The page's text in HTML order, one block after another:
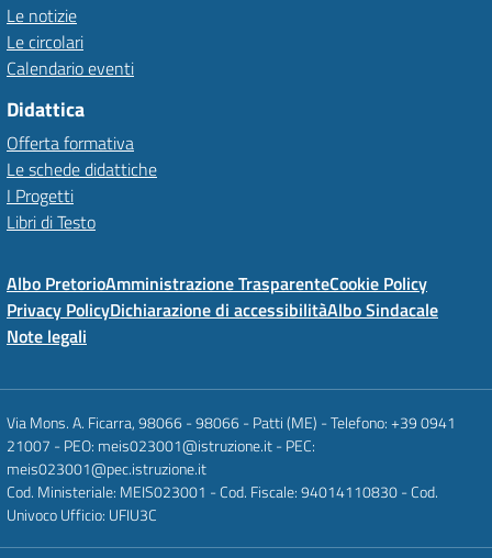
Le notizie
Le circolari
Calendario eventi
Didattica
Offerta formativa
Le schede didattiche
I Progetti
Libri di Testo
Albo PretorioAmministrazione TrasparenteCookie Policy
Privacy PolicyDichiarazione di accessibilitàAlbo Sindacale
Note legali
Via Mons. A. Ficarra, 98066 - 98066 - Patti (ME) - Telefono: +39 0941
21007 - PEO: meis023001@istruzione.it - PEC:
meis023001@pec.istruzione.it
Cod. Ministeriale: MEIS023001 - Cod. Fiscale: 94014110830 - Cod.
Univoco Ufficio: UFIU3C